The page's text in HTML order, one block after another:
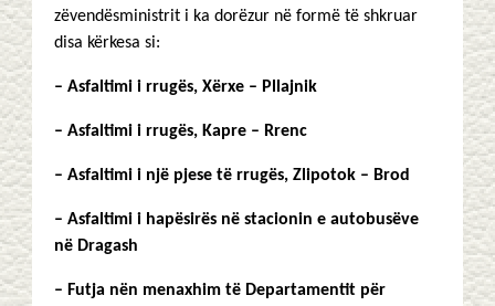
zëvendësministrit i ka dorëzur në formë të shkruar
disa kërkesa si:
– Asfaltimi i rrugës, Xërxe – Pllajnik
– Asfaltimi i rrugës, Kapre – Rrenc
– Asfaltimi i një pjese të rrugës, Zlipotok – Brod
– Asfaltimi i hapësirës në stacionin e autobusëve
në Dragash
– Futja nën menaxhim të Departamentit për